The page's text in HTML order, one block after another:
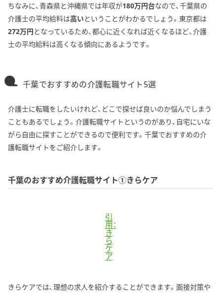
ちなみに、青森県と沖縄県では年収が180万円台なので、千葉県の
介護士の平均給料は高い ということがわかるでしょう。東京都は
272万円 となっているため、都心に近くなれば近くなるほど、介護
士の平均給料は高くなる傾向にあるようです。
千葉でおすすめの介護転職サイト5選
介護士に転職をしたいけれど、どこで探せば良いのか悩んでしまう
こともあるでしょう。介護転職サイトというのがあり、自宅にいな
がら自由に探すことができるので便利です。千葉でおすすめの介
護転職サイトをご紹介します。
千葉のおすすめ介護転職サイト①きらケア
引
用：
き
ら
ケ
ア
きらケアでは、理想の求人を紹介することができます。面接対策や